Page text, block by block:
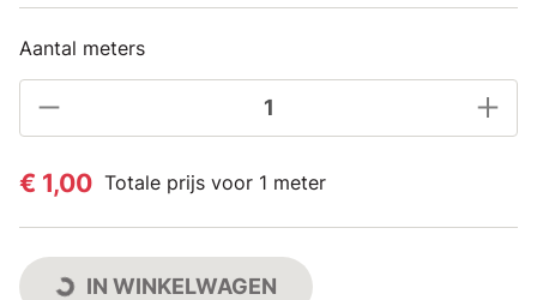
Aantal meters
€ 1,00 Totale prijs voor 1 meter
IN WINKELWAGEN